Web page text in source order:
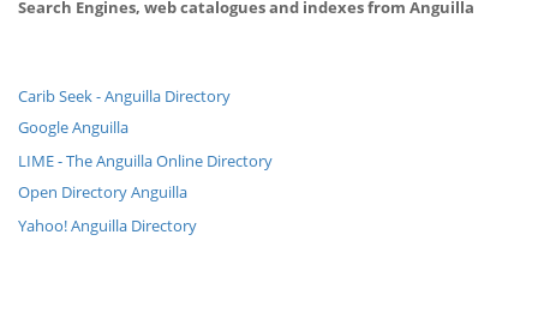
Search Engines, web catalogues and indexes from Anguilla
Carib Seek - Anguilla Directory
Google Anguilla
LIME - The Anguilla Online Directory
Open Directory Anguilla
Yahoo! Anguilla Directory